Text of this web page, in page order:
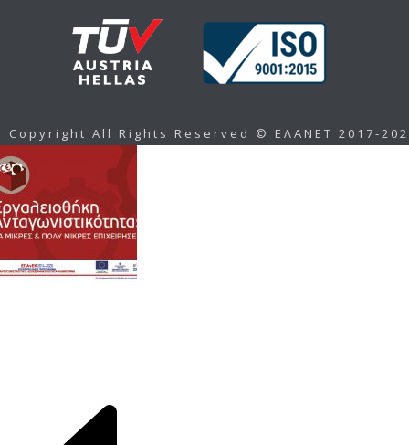
Copyright All Rights Reserved © ΕΛΑΝΕΤ 2017-